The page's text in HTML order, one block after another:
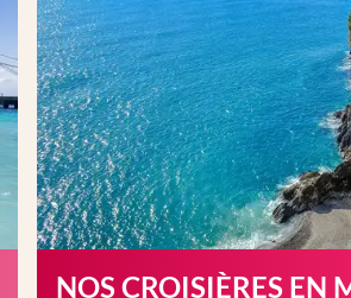
NOS CROISIÈRES EN